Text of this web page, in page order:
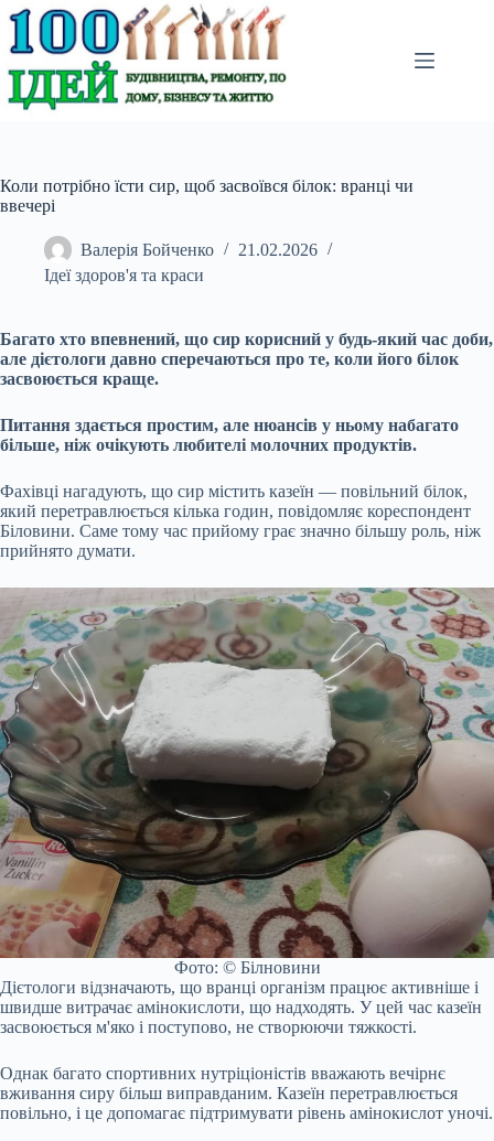
Перейти
до
вмісту
Коли потрібно їсти сир, щоб засвоївся білок: вранці чи
ввечері
Валерія Бойченко
21.02.2026
Ідеї здоров'я та краси
Багато хто впевнений, що сир корисний у будь-який час доби,
але дієтологи давно сперечаються про те, коли його білок
засвоюється краще.
Питання здається простим, але нюансів у ньому набагато
більше, ніж очікують любителі молочних продуктів.
Фахівці нагадують, що сир містить казеїн — повільний білок,
який перетравлюється кілька годин, повідомляє кореспондент
Біловини. Саме тому час прийому грає значно більшу роль, ніж
прийнято думати.
Фото: © Білновини
Дієтологи відзначають, що вранці організм працює активніше і
швидше витрачає амінокислоти, що надходять. У цей час казеїн
засвоюється м'яко і поступово, не створюючи тяжкості.
Однак багато спортивних нутріціоністів вважають вечірнє
вживання сиру більш виправданим. Казеїн перетравлюється
повільно, і це допомагає підтримувати рівень амінокислот уночі.